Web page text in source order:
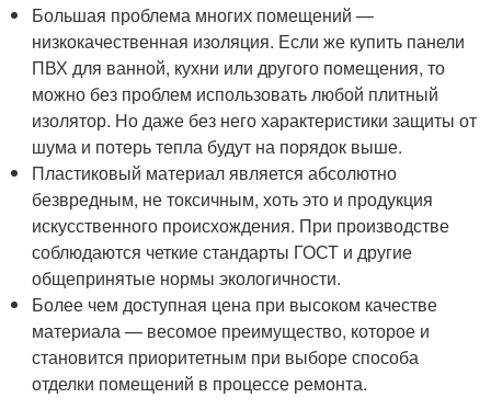
Большая проблема многих помещений —
низкокачественная изоляция. Если же купить панели
ПВХ для ванной, кухни или другого помещения, то
можно без проблем использовать любой плитный
изолятор. Но даже без него характеристики защиты от
шума и потерь тепла будут на порядок выше.
Пластиковый материал является абсолютно
безвредным, не токсичным, хоть это и продукция
искусственного происхождения. При производстве
соблюдаются четкие стандарты ГОСТ и другие
общепринятые нормы экологичности.
Более чем доступная цена при высоком качестве
материала — весомое преимущество, которое и
становится приоритетным при выборе способа
отделки помещений в процессе ремонта.